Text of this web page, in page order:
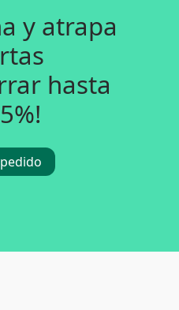
y atrapa
hasta